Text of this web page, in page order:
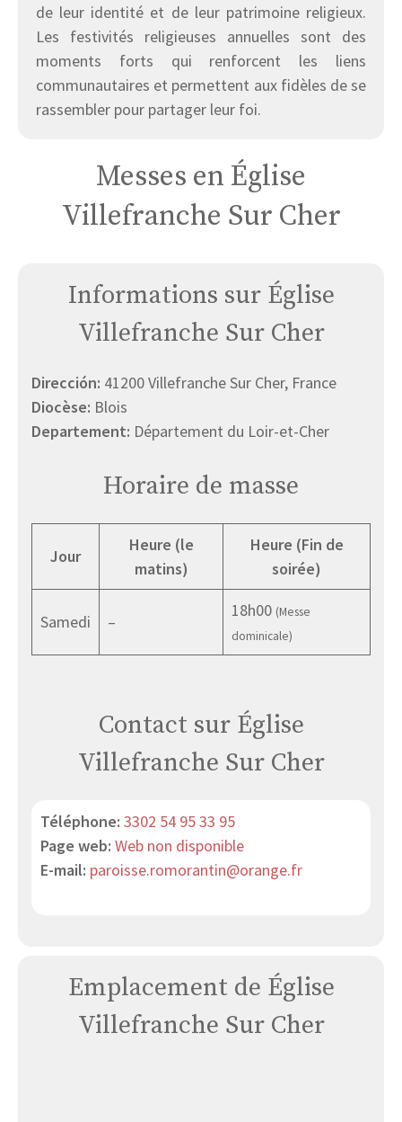
de leur identité et de leur patrimoine religieux.
Les festivités religieuses annuelles sont des
moments forts qui renforcent les liens
communautaires et permettent aux fidèles de se
rassembler pour partager leur foi.
Messes en Église
Villefranche Sur Cher
Informations sur Église
Villefranche Sur Cher
Dirección: 41200 Villefranche Sur Cher, France
Diocèse: Blois
Departement: Département du Loir-et-Cher
Horaire de masse
Jour
Heure (le
matins)
Heure (Fin de
soirée)
Samedi –
18h00 (Messe
dominicale)
Contact sur Église
Villefranche Sur Cher
Téléphone: 3302 54 95 33 95
Page web: Web non disponible
E-mail: paroisse.romorantin@orange.fr
Emplacement de Église
Villefranche Sur Cher